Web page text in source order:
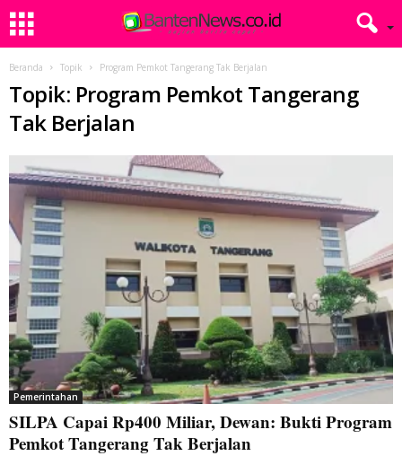
Beranda Topik Program Pemkot Tangerang Tak Berjalan
Topik: Program Pemkot Tangerang
Tak Berjalan
Pemerintahan
SILPA Capai Rp400 Miliar, Dewan: Bukti Program
Pemkot Tangerang Tak Berjalan